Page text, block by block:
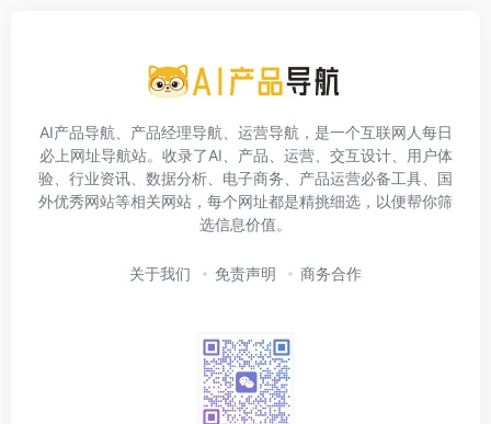
AI产品导航、产品经理导航、运营导航，是一个互联网人每日
必上网址导航站。收录了AI、产品、运营、交互设计、用户体
验、行业资讯、数据分析、电子商务、产品运营必备工具、国
外优秀网站等相关网站，每个网址都是精挑细选，以便帮你筛
选信息价值。
关于我们 免责声明 商务合作